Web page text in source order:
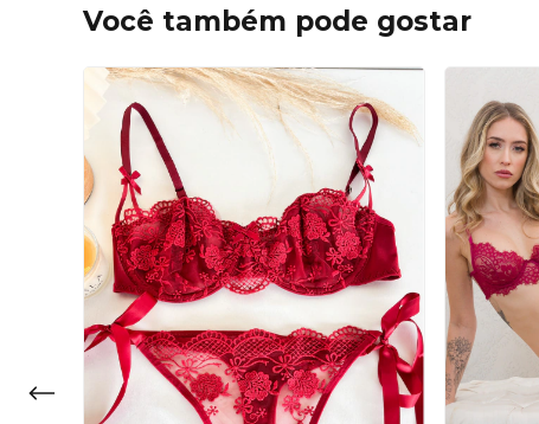
Você também pode gostar